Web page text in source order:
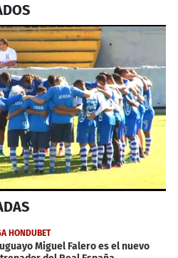
HONDUBET
Miguel Falero es el nuevo